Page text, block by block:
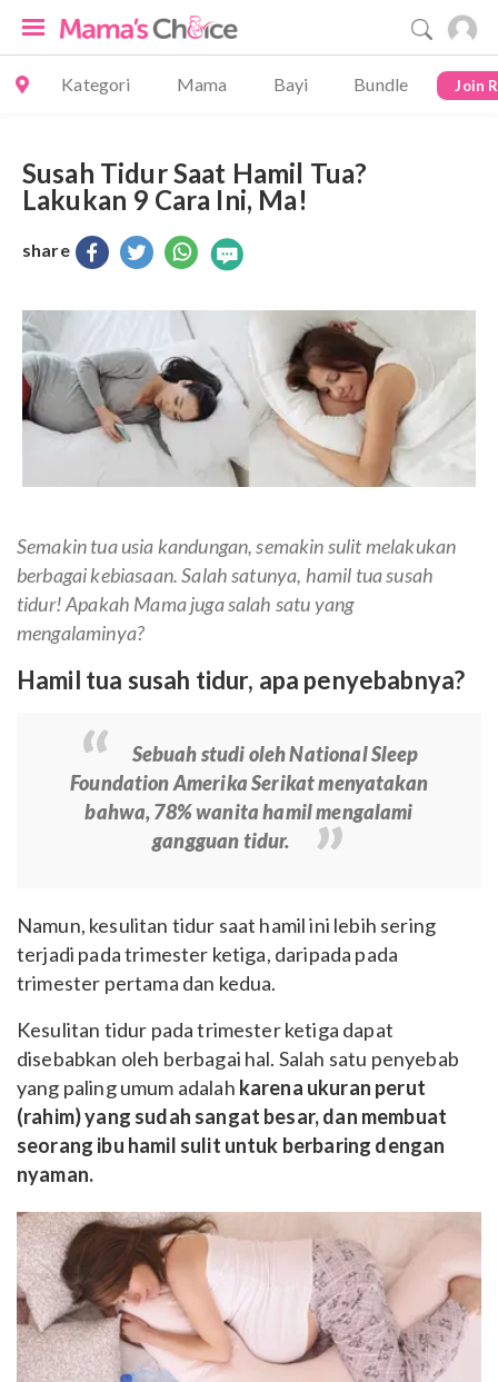
Kategori Mama Bayi Bundle Join
Susah Tidur Saat Hamil Tua?
Lakukan 9 Cara Ini, Ma!
share
Semakin tua usia kandungan, semakin sulit melakukan
berbagai kebiasaan. Salah satunya, hamil tua susah
tidur! Apakah Mama juga salah satu yang
mengalaminya?
Hamil tua susah tidur, apa penyebabnya?
Sebuah studi olehNational Sleep
Foundation Amerika Serikatmenyatakan
bahwa, 78% wanita hamil mengalami
gangguan tidur.
Namun, kesulitan tidur saat hamil ini lebih sering
terjadi pada trimester ketiga, daripada pada
trimester pertama dan kedua.
Kesulitan tidur pada trimester ketiga dapat
disebabkan oleh berbagai hal. Salah satu penyebab
yang paling umum adalah karena ukuran perut
(rahim) yang sudah sangat besar, dan membuat
seorang ibu hamil sulit untuk berbaring dengan
nyaman.